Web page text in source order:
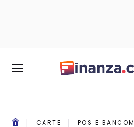
CARTE POS E